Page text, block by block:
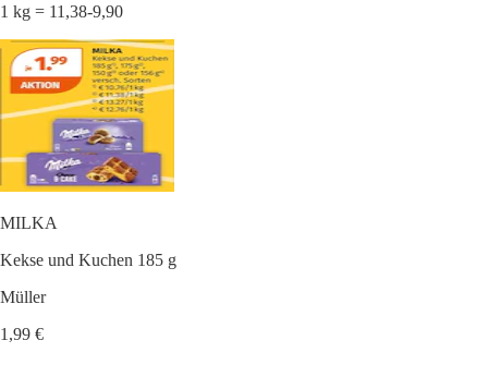
1 kg = 11,38-9,90
MILKA
Kekse und Kuchen 185 g
Müller
1,99 €